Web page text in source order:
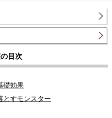
目次
礎効果
とすモンスター